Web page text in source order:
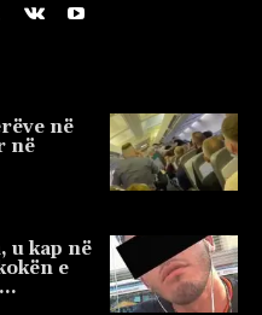
në
në
u kap në
e